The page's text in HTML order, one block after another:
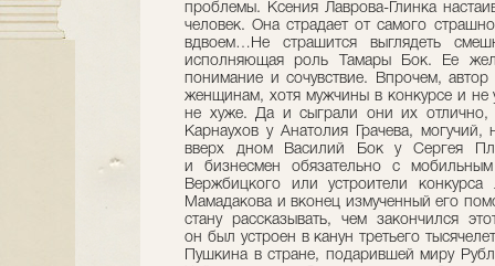
проблемы. Ксения Лаврова-Глинка
человек. Она страдает от самого
вдвоем…Не страшится выглядеть
исполняющая роль Тамары Бок. Ее
понимание и сочувствие. Впрочем, автор
женщинам, хотя мужчины в конкурсе и не
не хуже. Да и сыграли они их отлично,
Карнаухов у Анатолия Грачева, могучий,
вверх дном Василий Бок у Сергея
и бизнесмен обязательно с
Вержбицкого или устроители
Мамадакова и вконец измученный его
стану рассказывать, чем закончился
он был устроен в канун третьего
Пушкина в стране, подарившей миру